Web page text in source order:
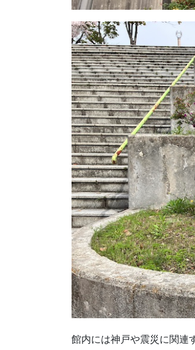
館内には神戸や震災に関連